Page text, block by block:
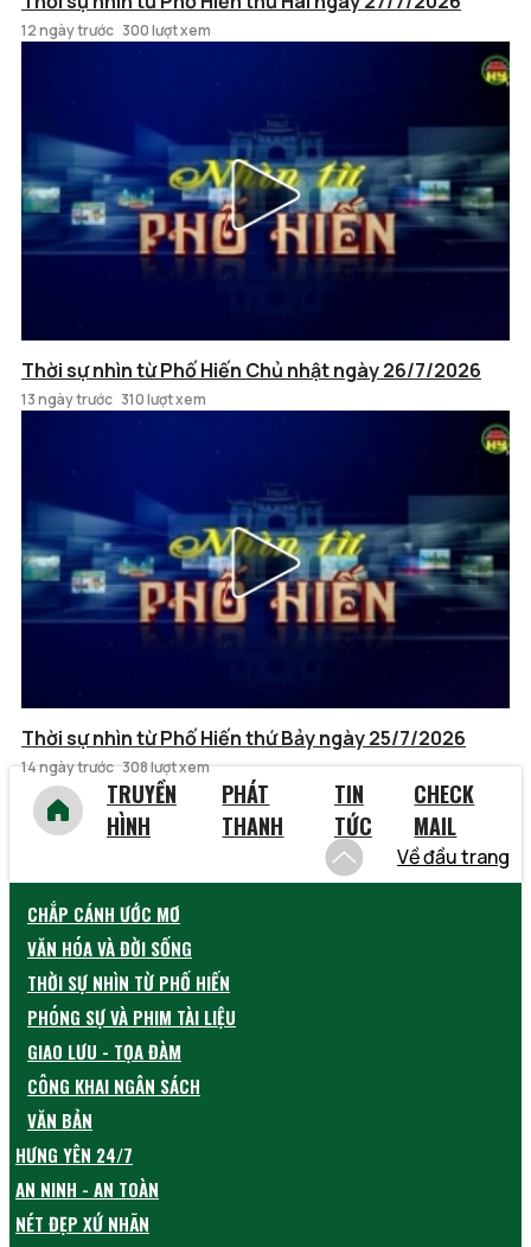
12 ngày trước 300 lượt xem
Thời sự nhìn từ Phố Hiến Chủ nhật ngày 26/7/2026
13 ngày trước 310 lượt xem
Thời sự nhìn từ Phố Hiến thứ Bảy ngày 25/7/2026
14 ngày trước 308 lượt xem
TRUYỀN
HÌNH
PHÁT
THANH
TIN
TỨC
CHECK
MAIL
Về đầu trang
CHẮP CÁNH ƯỚC MƠ
VĂN HÓA VÀ ĐỜI SỐNG
THỜI SỰ NHÌN TỪ PHỐ HIẾN
PHÓNG SỰ VÀ PHIM TÀI LIỆU
GIAO LƯU - TỌA ĐÀM
CÔNG KHAI NGÂN SÁCH
VĂN BẢN
HƯNG YÊN 24/7
AN NINH - AN TOÀN
NÉT ĐẸP XỨ NHÃN